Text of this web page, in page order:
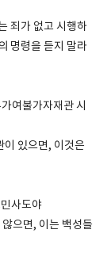
죄가 없고 시행하
명령을 듣지 말라
여불가자재관 시
이 있으면, 이것은
사도야
으면, 이는 백성들